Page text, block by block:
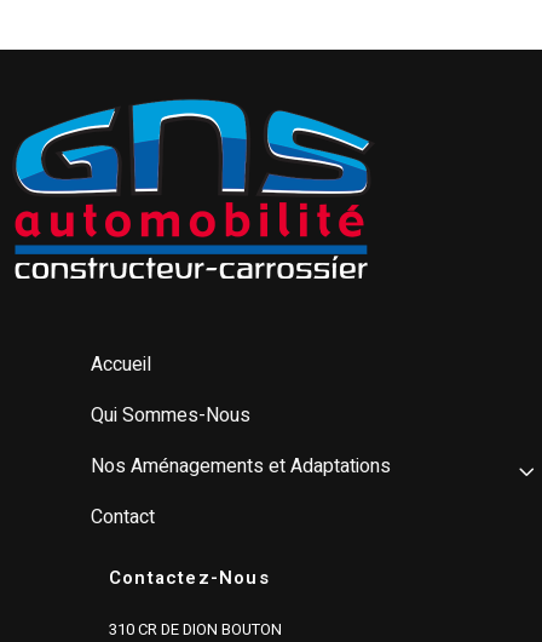
Accueil
Qui Sommes-Nous
Nos Aménagements et Adaptations
Contact
Contactez-Nous
310 CR DE DION BOUTON